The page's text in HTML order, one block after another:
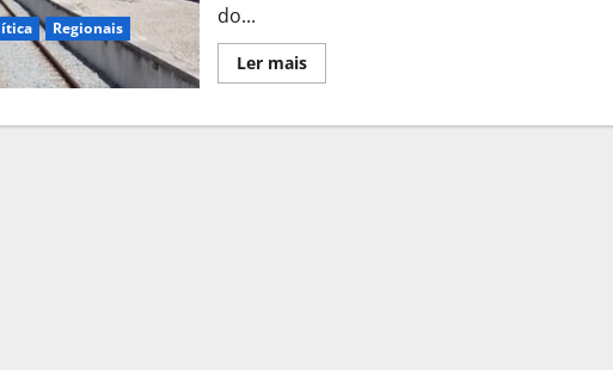
Regionais
do...
Ler maisLeia
mais
quer